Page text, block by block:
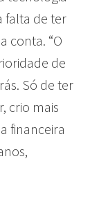
falta de ter
conta. “O
de
Só de ter
crio mais
financeira